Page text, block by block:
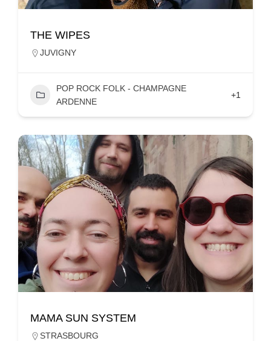
THE WIPES
JUVIGNY
POP ROCK FOLK - CHAMPAGNE
ARDENNE
+1
MAMA SUN SYSTEM
STRASBOURG